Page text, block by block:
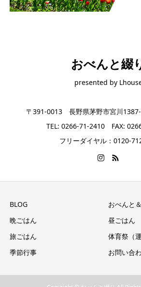
おべんと綴
presented by
〒391-0013 長野県茅野市宮川
TEL: 0266-71-2410 FAX:
フリーダイヤル：0120-
BLOG
おべんと
晩ごはん
昼ごはん
旅ごはん
体育祭（
季節行事
お問い合